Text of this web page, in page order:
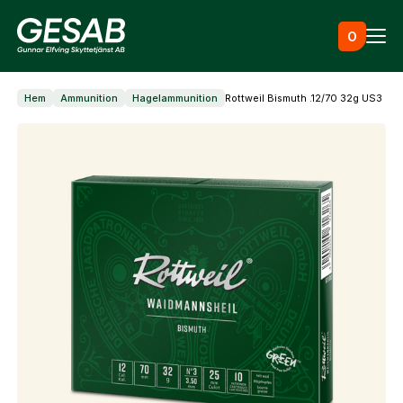
0
Ammunition
Utrustning
Jaktkläder & skor
Måltavlor
Hem Ammunition Hagelammunition Rottweil Bismuth .12/70 32g US3